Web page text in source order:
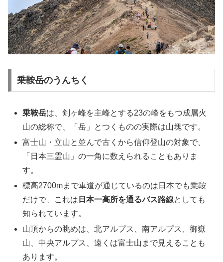
乗鞍岳のうんちく
乗鞍岳は、剣ヶ峰を主峰とする23の峰をもつ成層火
山の総称で、「岳」とつくものの実際は山塊です。
富士山・立山と並んで古くから信仰登山の対象で、
「日本三霊山」の一角に数えられることもありま
す。
標高2700mまで車道が通じているのは日本でも乗鞍
だけで、これは 日本一高所を通るバス路線としても
知られています。
山頂からの眺めは、北アルプス、南アルプス、御嶽
山、中央アルプス、遠くは富士山まで見えることも
あります。